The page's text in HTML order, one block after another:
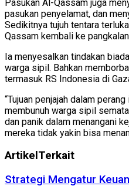
Pasukan Al-Qassam juga
pasukan penyelamat, dan
Sedikitnya tujuh tentara
Qassam kembali ke
Ia menyesalkan tindakan
warga sipil. Bahkan
termasuk RS Indonesia di
“Tujuan penjajah dalam
membunuh warga sipil
dan panik dalam menangani
mereka tidak yakin bisa
Artikel Terkait
Strategi Mengatur